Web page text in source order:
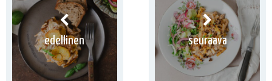
edellinen seuraava